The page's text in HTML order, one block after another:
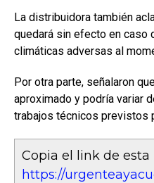
La distribuidora también
quedará sin efecto en caso
climáticas adversas al
Por otra parte, señalaron
aproximado y podría variar
trabajos técnicos previstos
Copia el link de esta
https://